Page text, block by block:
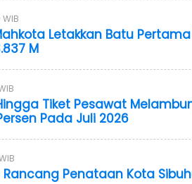
Letakkan Batu
M
Tiket Pesawat
Pada Juli 2026
Rancang Penataan Kota